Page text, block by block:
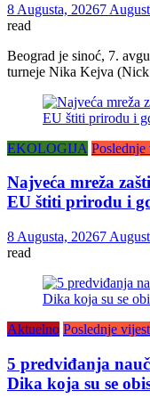
8 Augusta, 20267
read
Beograd je sinoć, 7.
turneje Nika Kejva (Nick
EKOLOGIJA Poslednje
Najveća mreža
EU štiti prirodu i
8 Augusta, 20267
read
Aktuelno Poslednje
5 predviđanja
Dika koja su se